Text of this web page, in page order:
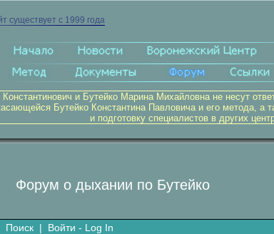
существует с 1999 года
и Бутейко Марина Михайловна не несут
Бутейко Константина Павловича и его метода, а
и подготовку специалистов в других
Форум о дыхании по Бутейко
Поиск | Войти - Log In